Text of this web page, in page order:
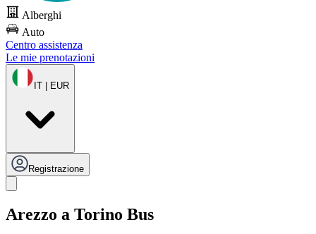
Alberghi
Auto
Centro assistenza
Le mie prenotazioni
IT | EUR
Registrazione
Arezzo a Torino Bus